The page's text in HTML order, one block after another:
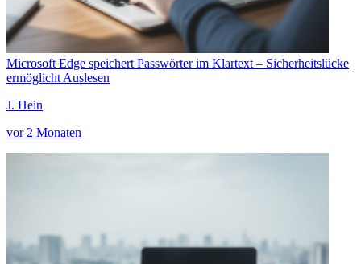
Microsoft Edge speichert Passwörter im Klartext – Sicherheitslücke
ermöglicht Auslesen
J. Hein
vor 2 Monaten